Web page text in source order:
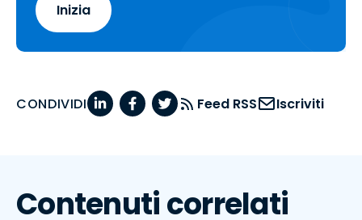
Inizia
CONDIVIDI Feed RSS Iscriviti
Contenuti correlati